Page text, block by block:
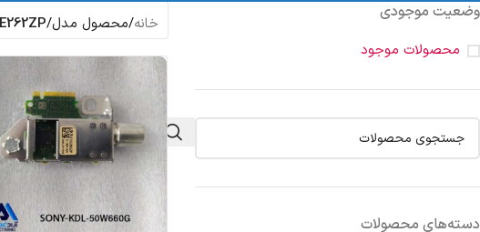
وضعیت موجودی
محصولات موجود
دسته‌های محصولات
خانه/محصول مدل/